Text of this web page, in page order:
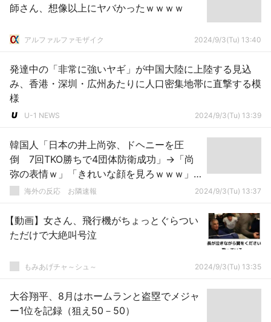
師さん、想像以上にヤバかったｗｗｗｗ
アルファルファモザイク 2024/9/3(Tu) 13:40
発達中の「非常に強いヤギ」が中国大陸に上陸する見込
み、香港・深圳・広州あたりに人口密集地帯に直撃する模
様
U-1 NEWS 2024/9/3(Tu) 13:39
韓国人「日本の井上尚弥、ドヘニーを圧
倒 7回TKO勝ちで4団体防衛成功」→「尚
弥の表情ｗ」「きれいな顔を見ろｗｗｗ」
「そのままフェザー級に行こう・・・」
海外の反応 お隣速報 2024/9/3(Tu) 13:37
【動画】女さん、飛行機がちょっとぐらつい
ただけで大絶叫号泣
もみあげチャ～シュ～ 2024/9/3(Tu) 13:35
大谷翔平、8月はホームランと盗塁でメジャ
ー1位を記録（狙え50－50）